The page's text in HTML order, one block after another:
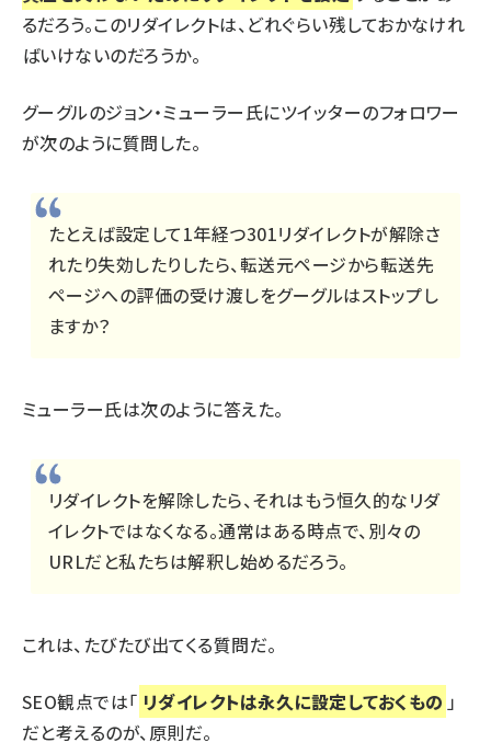
るだろう。このリダイレクトは、どれぐらい残しておかなけれ
ばいけないのだろうか。
グーグルのジョン・ミューラー氏にツイッターのフォロワー
が次のように質問した。
たとえば設定して1年経つ301リダイレクトが解除さ
れたり失効したりしたら、転送元ページから転送先
ページへの評価の受け渡しをグーグルはストップし
ますか？
ミューラー氏は次のように答えた。
リダイレクトを解除したら、それはもう恒久的なリダ
イレクトではなくなる。通常はある時点で、別々の
URLだと私たちは解釈し始めるだろう。
これは、たびたび出てくる質問だ。
SEO観点では「 リダイレクトは永久に設定しておくもの 」
だと考えるのが、原則だ。